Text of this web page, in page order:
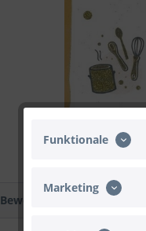
Bewertungen
Funktionale
Marketing